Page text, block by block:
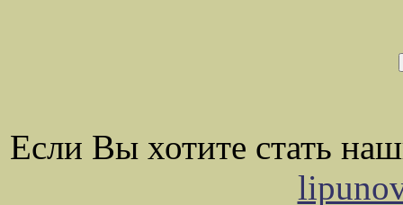
Если Вы хотите стать